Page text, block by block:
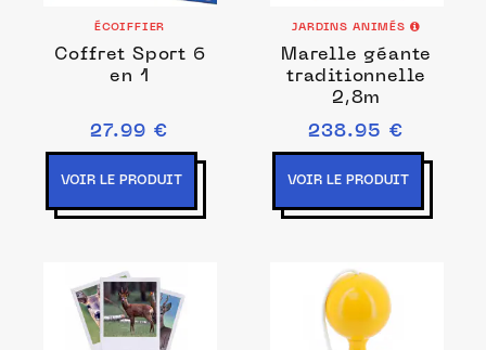
ÉCOIFFIER
Coffret Sport 6
en 1
27.99 €
VOIR LE PRODUIT
JARDINS ANIMÉS
Marelle géante
traditionnelle
2,8m
238.95 €
VOIR LE PRODUIT